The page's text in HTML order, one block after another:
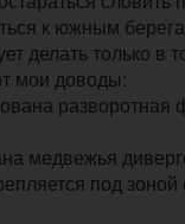
к южным
делать только в
мои доводы:
разворотная
медвежья
под